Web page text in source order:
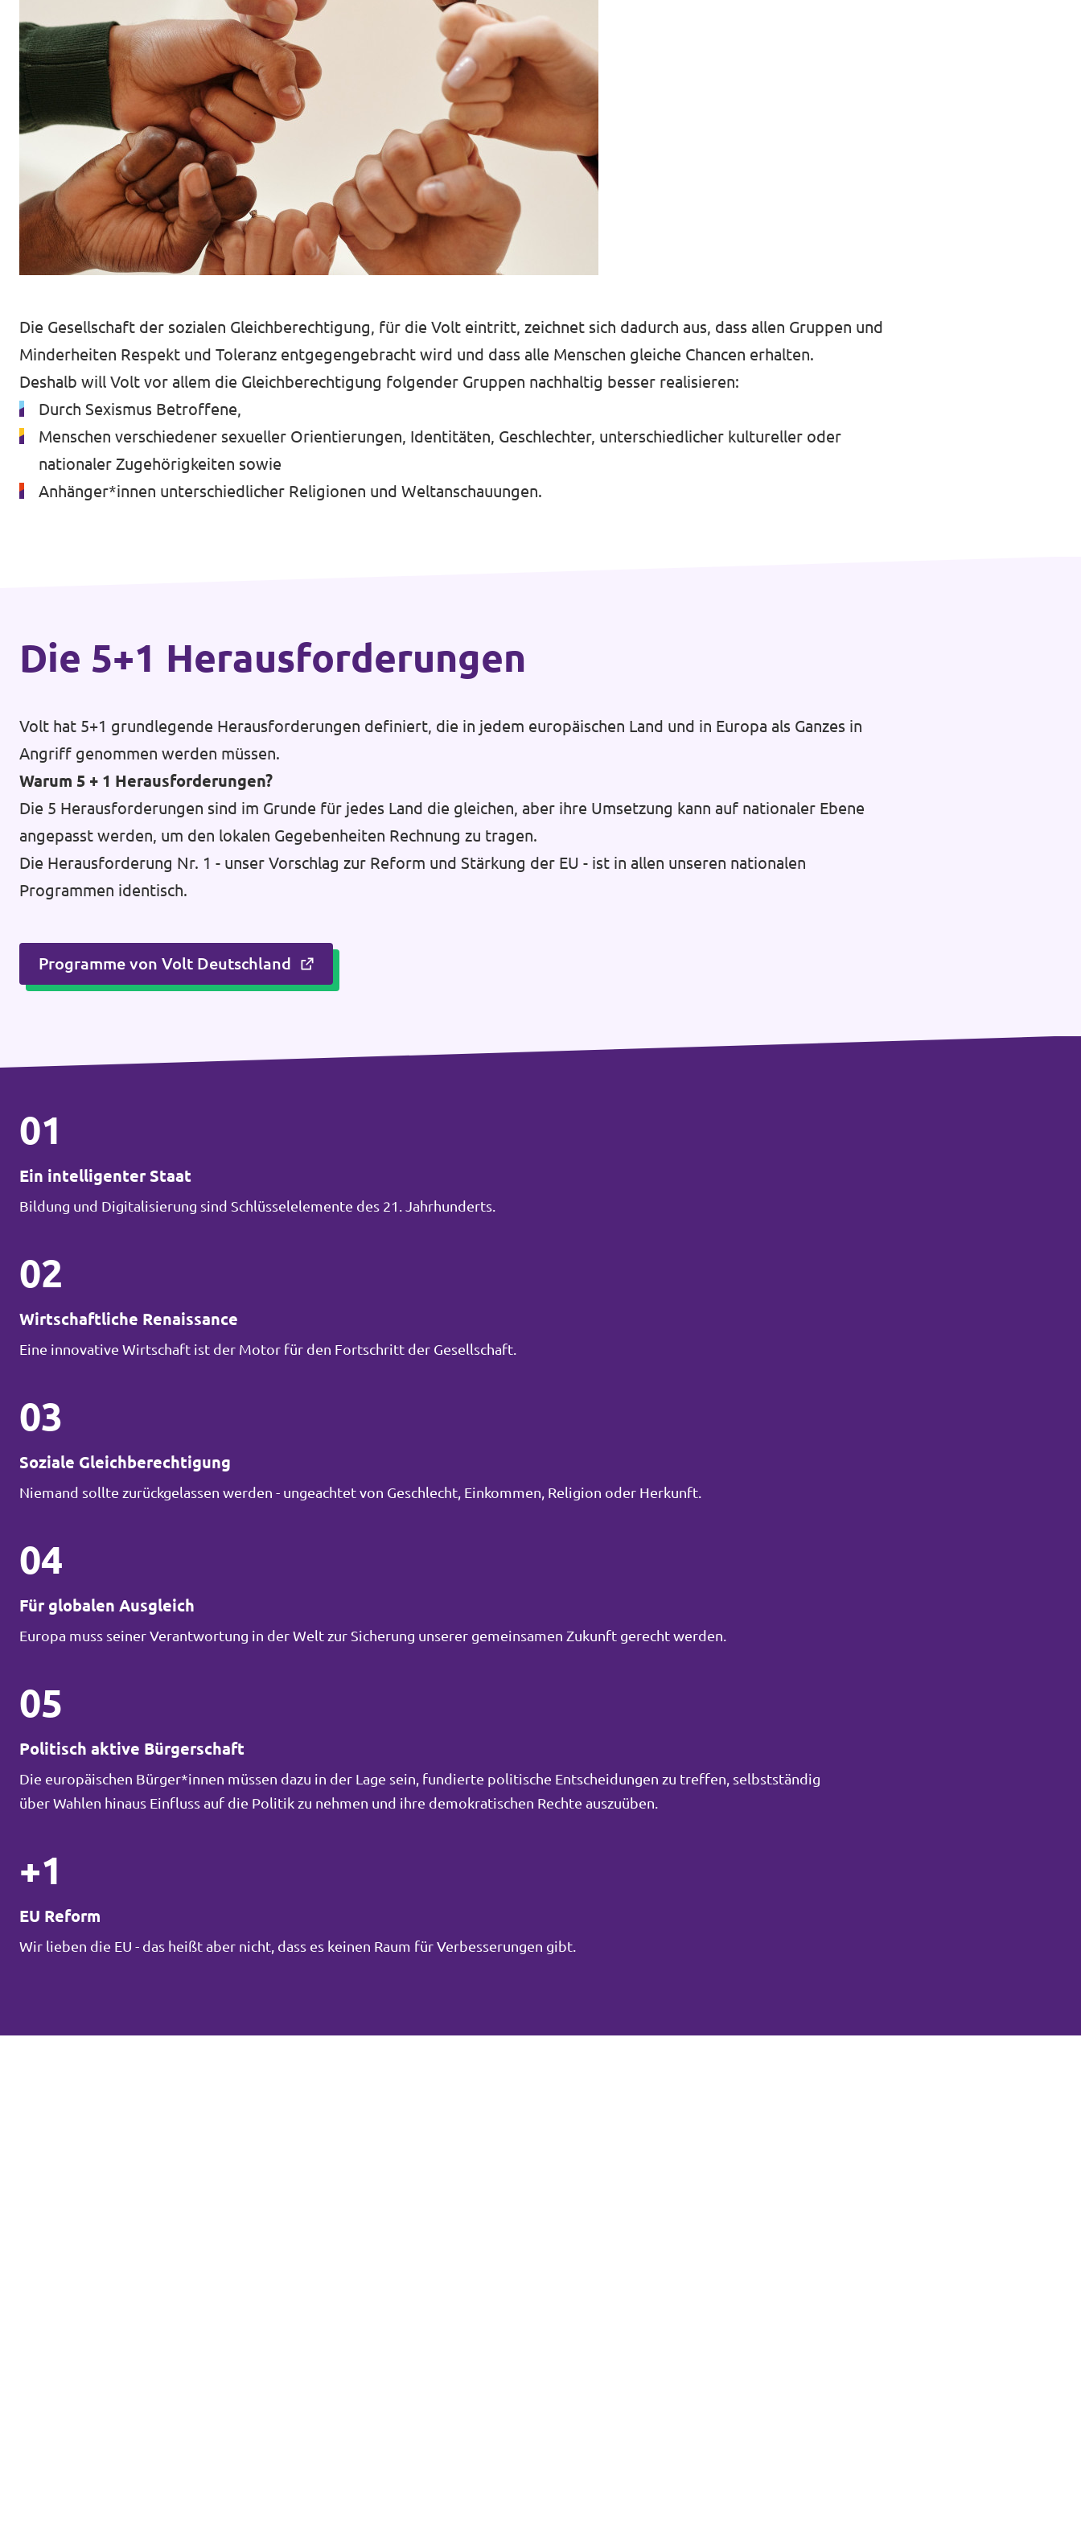
Volt Deutschland Merchandise Shop
Unsere Events
Presse
Mache bei uns mit!
Deine Spende für Volt!
Jobs bei Volt
Datenschutz
Impressum
Die Gesellschaft der sozialen Gleichberechtigung, für die Volt eintritt, zeichnet sich dadurch aus, dass allen Gruppen und
Minderheiten Respekt und Toleranz entgegengebracht wird und dass alle Menschen gleiche Chancen erhalten.
Deshalb will Volt vor allem die Gleichberechtigung folgender Gruppen nachhaltig besser realisieren:
Durch Sexismus Betroffene,
Menschen verschiedener sexueller Orientierungen, Identitäten, Geschlechter, unterschiedlicher kultureller oder
nationaler Zugehörigkeiten sowie
Anhänger*innen unterschiedlicher Religionen und Weltanschauungen.
Die 5+1 Heraus­forderungen
Volt hat 5+1 grundlegende Herausforderungen definiert, die in jedem europäischen Land und in Europa als Ganzes in
Angriff genommen werden müssen.
Warum 5 + 1 Herausforderungen?
Die 5 Herausforderungen sind im Grunde für jedes Land die gleichen, aber ihre Umsetzung kann auf nationaler Ebene
angepasst werden, um den lokalen Gegebenheiten Rechnung zu tragen.
Die Herausforderung Nr. 1 - unser Vorschlag zur Reform und Stärkung der EU - ist in allen unseren nationalen
Programmen identisch.
Programme von Volt Deutschland
01
Ein intelligenter Staat
Bildung und Digitalisierung sind Schlüsselelemente des 21. Jahrhunderts.
02
Wirtschaftliche Renaissance
Eine innovative Wirtschaft ist der Motor für den Fortschritt der Gesellschaft.
03
Soziale Gleichberechtigung
Niemand sollte zurückgelassen werden - ungeachtet von Geschlecht, Einkommen, Religion oder Herkunft.
04
Für globalen Ausgleich
Europa muss seiner Verantwortung in der Welt zur Sicherung unserer gemeinsamen Zukunft gerecht werden.
05
Politisch aktive Bürgerschaft
Die europäischen Bürger*innen müssen dazu in der Lage sein, fundierte politische Entscheidungen zu treffen, selbstständig
über Wahlen hinaus Einfluss auf die Politik zu nehmen und ihre demokratischen Rechte auszuüben.
+1
EU Reform
Wir lieben die EU - das heißt aber nicht, dass es keinen Raum für Verbesserungen gibt.